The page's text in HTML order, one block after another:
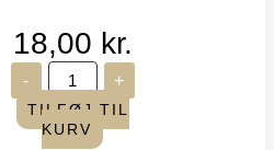
18,00 kr.
-
Gütermann
Ritråd
-
gul
-
+
TILFØJ TIL
KURV